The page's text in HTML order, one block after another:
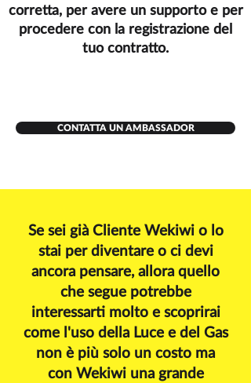
corretta, per avere un supporto e per
procedere con la registrazione del
tuo contratto.
CONTATTA UN AMBASSADOR
Se sei già Cliente Wekiwi o lo
stai per diventare o ci devi
ancora pensare, allora quello
che segue potrebbe
interessarti molto e scoprirai
come l'uso della Luce e del Gas
non è più solo un costo ma
con Wekiwi una grande